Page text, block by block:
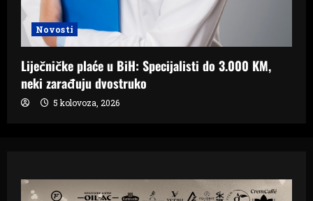
Novosti
Liječničke plaće u BiH: Specijalisti do 3.000 KM,
neki zarađuju dvostruko
5 kolovoza, 2026